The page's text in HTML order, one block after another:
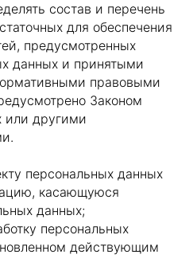
состав и перечень
для обеспечения
предусмотренных
данных и принятыми
правовыми
Законом
или другими
персональных данных
касающуюся
данных;
персональных
действующим